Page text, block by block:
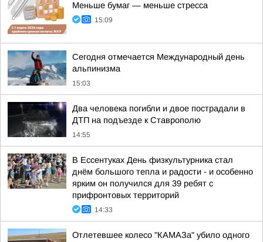
Меньше бумаг — меньше стресса
15:09
Сегодня отмечается Международный день
альпинизма
15:03
Два человека погибли и двое пострадали в
ДТП на подъезде к Ставрополю
14:55
В Ессентуках День физкультурника стал
днём большого тепла и радости - и особенно
ярким он получился для 39 ребят с
прифронтовых территорий
14:33
Отлетевшее колесо "КАМАЗа" убило одного